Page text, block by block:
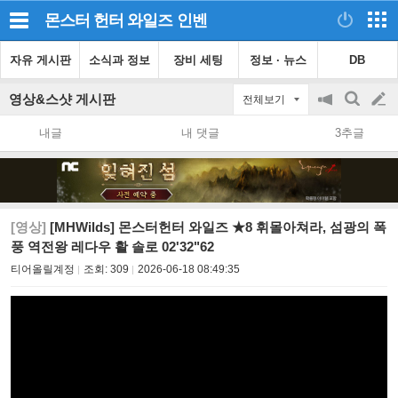
몬스터 헌터 와일즈 인벤
자유 게시판 소식과 정보 장비 세팅 정보 · 뉴스 DB
영상&스샷 게시판 전체보기
공
on/off
검
색
글
쓰
내글 내 댓글 3추글
[영상] [MHWilds] 몬스터헌터 와일즈 ★8 휘몰아쳐라, 섬광의 폭
풍 역전왕 레다우 활 솔로 02'32"62
티어올릴계정 조회: 309 2026-06-18 08:49:35